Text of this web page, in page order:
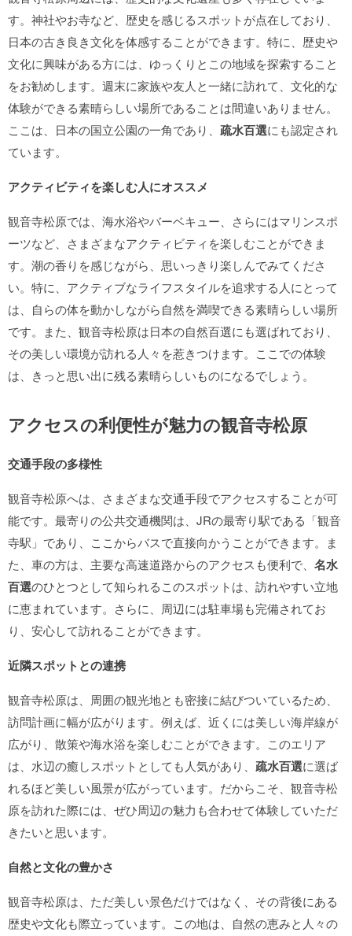
す。神社やお寺など、歴史を感じるスポットが点在しており、
日本の古き良き文化を体感することができます。特に、歴史や
文化に興味がある方には、ゆっくりとこの地域を探索すること
をお勧めします。週末に家族や友人と一緒に訪れて、文化的な
体験ができる素晴らしい場所であることは間違いありません。
ここは、日本の国立公園の一角であり、 疏水百選にも認定され
ています。
アクティビティを楽しむ人にオススメ
観音寺松原では、海水浴やバーベキュー、さらにはマリンスポ
ーツなど、さまざまなアクティビティを楽しむことができま
す。潮の香りを感じながら、思いっきり楽しんでみてくださ
い。特に、アクティブなライフスタイルを追求する人にとって
は、自らの体を動かしながら自然を満喫できる素晴らしい場所
です。また、観音寺松原は日本の自然百選にも選ばれており、
その美しい環境が訪れる人々を惹きつけます。ここでの体験
は、きっと思い出に残る素晴らしいものになるでしょう。
アクセスの利便性が魅力の観音寺松原
交通手段の多様性
観音寺松原へは、さまざまな交通手段でアクセスすることが可
能です。最寄りの公共交通機関は、JRの最寄り駅である「観音
寺駅」であり、ここからバスで直接向かうことができます。ま
た、車の方は、主要な高速道路からのアクセスも便利で、 名水
百選のひとつとして知られるこのスポットは、訪れやすい立地
に恵まれています。さらに、周辺には駐車場も完備されてお
り、安心して訪れることができます。
近隣スポットとの連携
観音寺松原は、周囲の観光地とも密接に結びついているため、
訪問計画に幅が広がります。例えば、近くには美しい海岸線が
広がり、散策や海水浴を楽しむことができます。このエリア
は、水辺の癒しスポットとしても人気があり、 疏水百選に選ば
れるほど美しい風景が広がっています。だからこそ、観音寺松
原を訪れた際には、ぜひ周辺の魅力も合わせて体験していただ
きたいと思います。
自然と文化の豊かさ
観音寺松原は、ただ美しい景色だけではなく、その背後にある
歴史や文化も際立っています。この地は、自然の恵みと人々の